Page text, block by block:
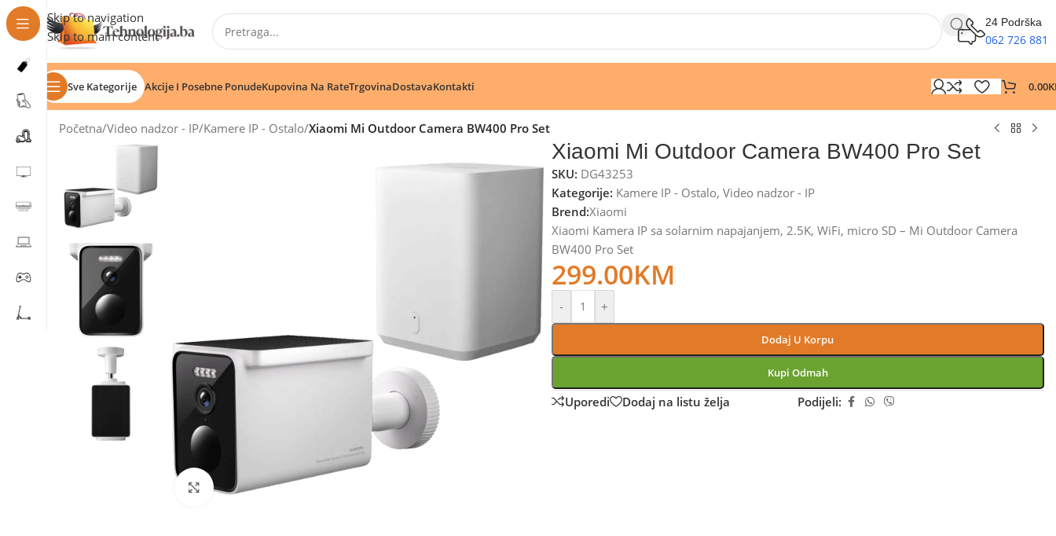
Skip to navigation
Skip to main content
24 Podrška
062 726 881
Sve Kategorije Akcije I Posebne PonudeKupovina Na RateTrgovinaDostavaKontakti 0.00
Početna/Video nadzor - IP/Kamere IP - Ostalo/Xiaomi Mi Outdoor Camera BW400 Pro Set
Kliknite za uvećanje
Xiaomi Mi Outdoor Camera BW400 Pro Set
SKU: DG43253
Kategorije: Kamere IP - Ostalo, Video nadzor - IP
Brend:Xiaomi
Xiaomi Kamera IP sa solarnim napajanjem, 2.5K, WiFi, micro SD – Mi Outdoor Camera
BW400 Pro Set
299.00KM
- +
Dodaj U Korpu
Kupi Odmah
Uporedi Dodaj na listu želja Podijeli: